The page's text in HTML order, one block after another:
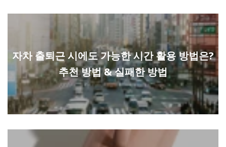
자차 출퇴근 시에도 가능한 시간 활용 방법은?
추천 방법 & 실패한 방법